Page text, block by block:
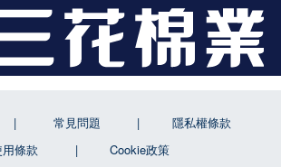
常見問題
隱私權條款
條款
Cookie政策